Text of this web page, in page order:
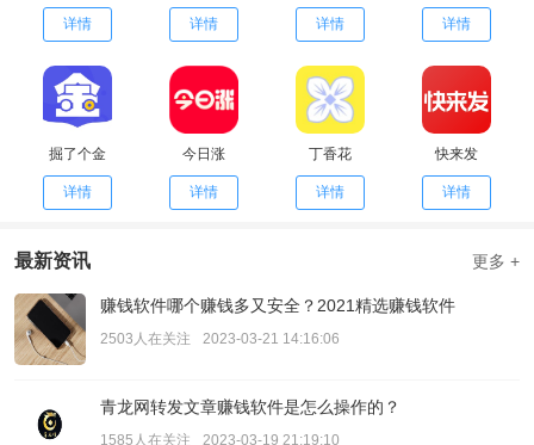
详情 详情 详情 详情
掘了个金
详情
今日涨
详情
丁香花
详情
快来发
详情
最新资讯 更多 +
赚钱软件哪个赚钱多又安全？2021精选赚钱软件
2503人在关注 2023-03-21 14:16:06
青龙网转发文章赚钱软件是怎么操作的？
1585人在关注 2023-03-19 21:19:10